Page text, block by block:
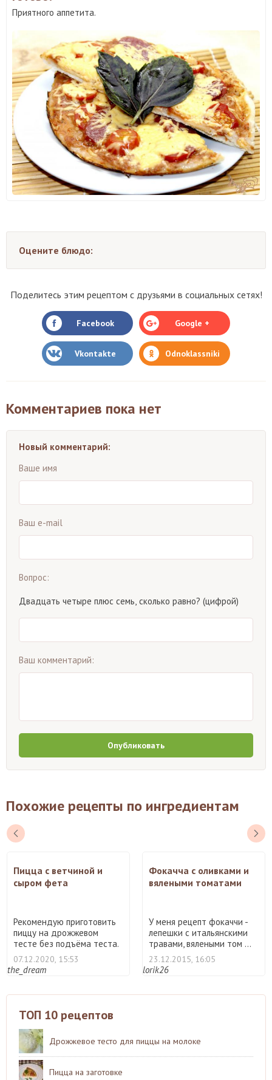
Приятного аппетита.
Оцените блюдо:
Поделитесь этим рецептом с друзьями в социальных сетях!
Facebook Google +
Vkontakte Odnoklassniki
Комментариев пока нет
Новый комментарий:
Ваше имя
Ваш e-mail
Вопрос:
Двадцать четыре плюс семь, сколько равно? (цифрой)
Ваш комментарий:
Опубликовать
Похожие рецепты по ингредиентам
Пицца с ветчиной и
сыром фета
Рекомендую приготовить
пиццу на дрожжевом
тесте без подъёма теста.
Ч ...
07.12.2020, 15:53
the_dream
Фокачча с оливками и
вялеными томатами
У меня рецепт фокаччи -
лепешки с итальянскими
травами, вялеными том ...
23.12.2015, 16:05
lorik26
ТОП 10 рецептов
Дрожжевое тесто для пиццы на молоке
Пицца на заготовке